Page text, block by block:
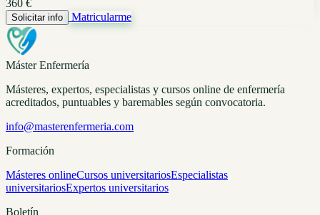
360 €
Solicitar info Matricularme
Máster Enfermería
Másteres, expertos, especialistas y cursos online de enfermería
acreditados, puntuables y baremables según convocatoria.
info@masterenfermeria.com
Formación
Másteres onlineCursos universitariosEspecialistas
universitariosExpertos universitarios
Boletín